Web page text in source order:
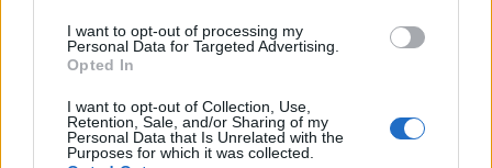
I want to opt-out of processing my
Personal Data for Targeted Advertising.
Opted In
I want to opt-out of Collection, Use,
Retention, Sale, and/or Sharing of my
Personal Data that Is Unrelated with the
Purposes for which it was collected.